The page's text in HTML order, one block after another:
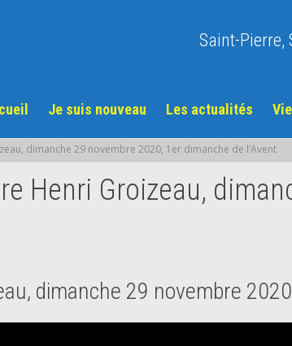
Saint-Pierre,
Je suis nouveau Les actualités
dimanche 29 novembre 2020, 1er dimanche de l’Avent
Henri Groizeau,
dimanche 29 novembre